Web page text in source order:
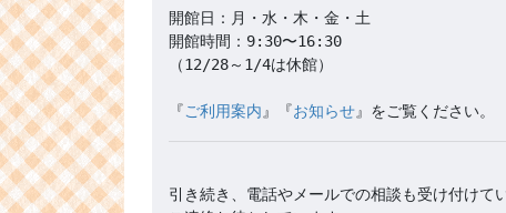
開館日：月・水・木・金・土
開館時間：9:30〜16:30
（12/28～1/4は休館）
『ご利用案内』『お知らせ
引き続き、電話やメールでの相談も受け付け